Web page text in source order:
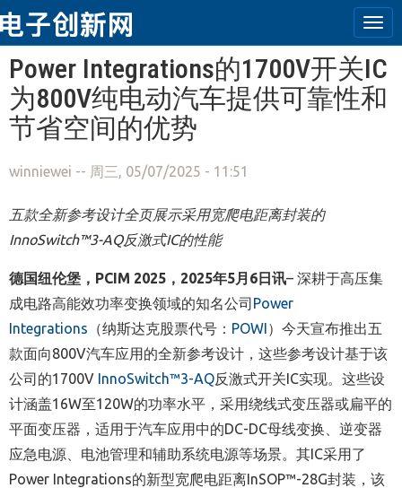
跳转到主要内容
Power Integrations的1700V开关IC
为800V纯电动汽车提供可靠性和
节省空间的优势
winniewei -- 周三, 05/07/2025 - 11:51
五款全新参考设计全页展示采用宽爬电距离封装的
InnoSwitch™3-AQ反激式IC的性能
德国纽伦堡， PCIM 2025 ， 2025年5月 6日讯– 深耕于高压集
成电路高能效功率变换领域的知名公司Power
Integrations （纳斯达克股票代号： POWI）今天宣布推出五
款面向800V汽车应用的全新参考设计，这些参考设计基于该
公司的1700V InnoSwitch™3-AQ反激式开关IC实现。 这些设
计涵盖16W至120W的功率水平，采用绕线式变压器或扁平的
平面变压器，适用于汽车应用中的DC-DC母线变换、逆变器
应急电源、电池管理和辅助系统电源等场景。其IC采用了
Power Integrations的新型宽爬电距离InSOP™-28G封装，该